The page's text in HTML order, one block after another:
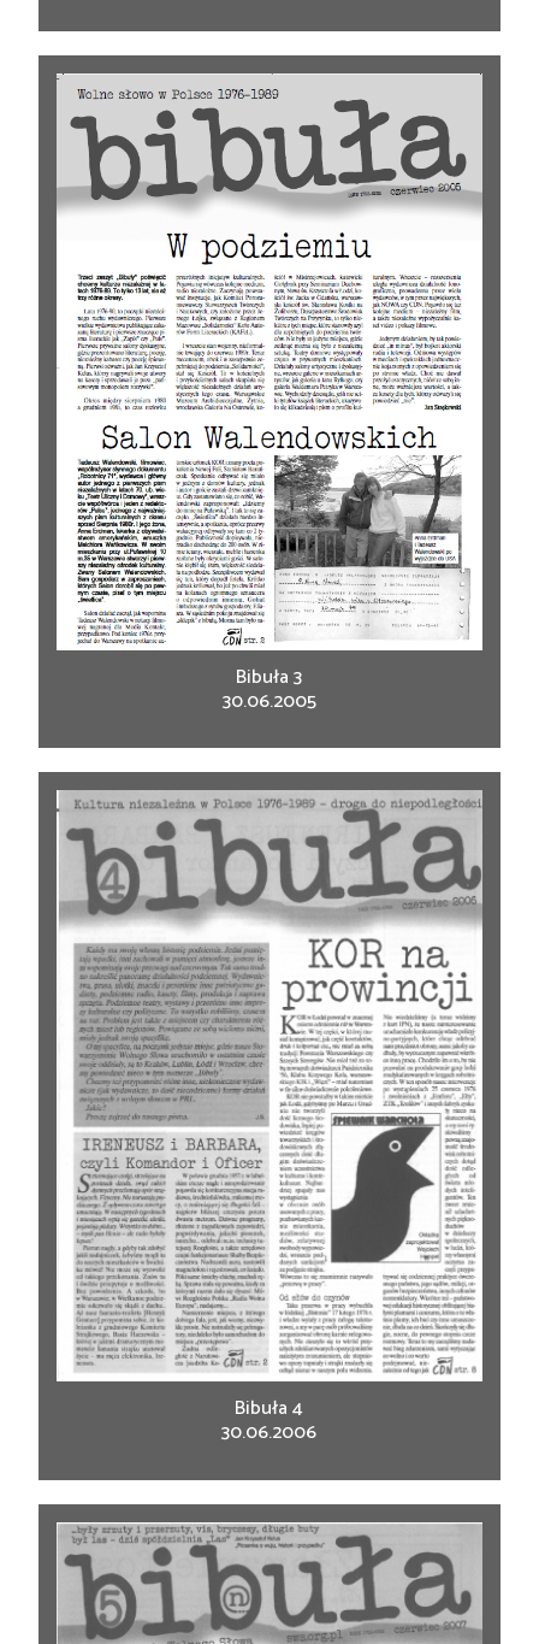
Bibuła 3
30.06.2005
Bibuła 4
30.06.2006